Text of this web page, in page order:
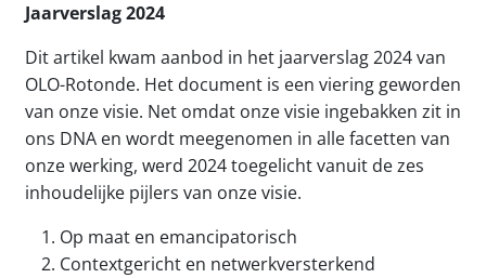
Jaarverslag 2024
Dit artikel kwam aanbod in het jaarverslag 2024 van
OLO-Rotonde. Het document is een viering geworden
van onze visie. Net omdat onze visie ingebakken zit in
ons DNA en wordt meegenomen in alle facetten van
onze werking, werd 2024 toegelicht vanuit de zes
inhoudelijke pijlers van onze visie.
Op maat en emancipatorisch
Contextgericht en netwerkversterkend